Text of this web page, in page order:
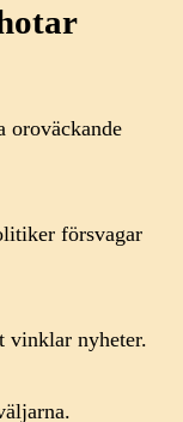
oroväckande
försvagar
vinklar nyheter.